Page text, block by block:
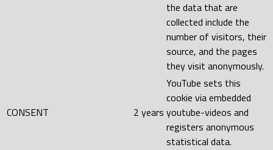
the data that are
collected include the
number of visitors, their
source, and the pages
they visit anonymously.
CONSENT 2 years
YouTube sets this
cookie via embedded
youtube-videos and
registers anonymous
statistical data.